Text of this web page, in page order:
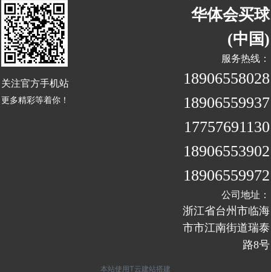
我知道了
关注官方手机站
更多精彩等着你！
华体会买球
(中国)
服务热线：
18906558028
18906559937
17757691130
18906553902
18906559972
公司地址：
浙江省台州市临海
市市江南街道瑞泰
路8号
本站使用T云建站搭建